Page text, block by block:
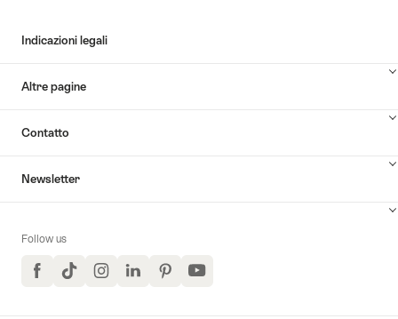
Indicazioni legali
Altre pagine
Contatto
Newsletter
Follow us
FacebookTikTokInstagramLinkedInPinterestYouTube